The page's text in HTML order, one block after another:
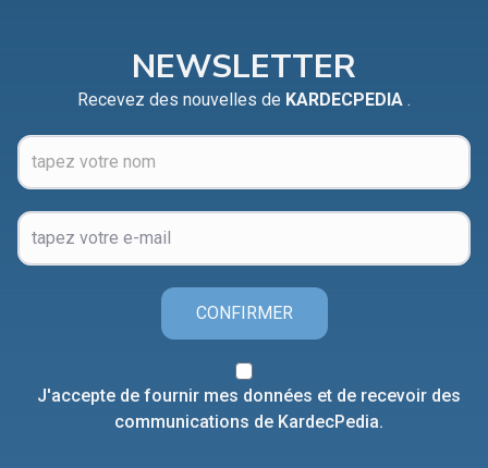
NEWSLETTER
Recevez des nouvelles de KARDECPEDIA .
CONFIRMER
J'accepte de fournir mes données et de recevoir des
communications de KardecPedia.